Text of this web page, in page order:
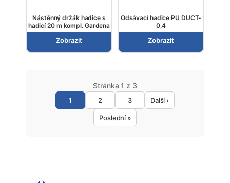
Nástěnný držák hadice s
hadicí 20 m kompl. Gardena
Zobrazit
Odsávací hadice PU DUCT-
0,4
Zobrazit
Stránka 1 z 3
1 2 3 Další ›
Poslední »